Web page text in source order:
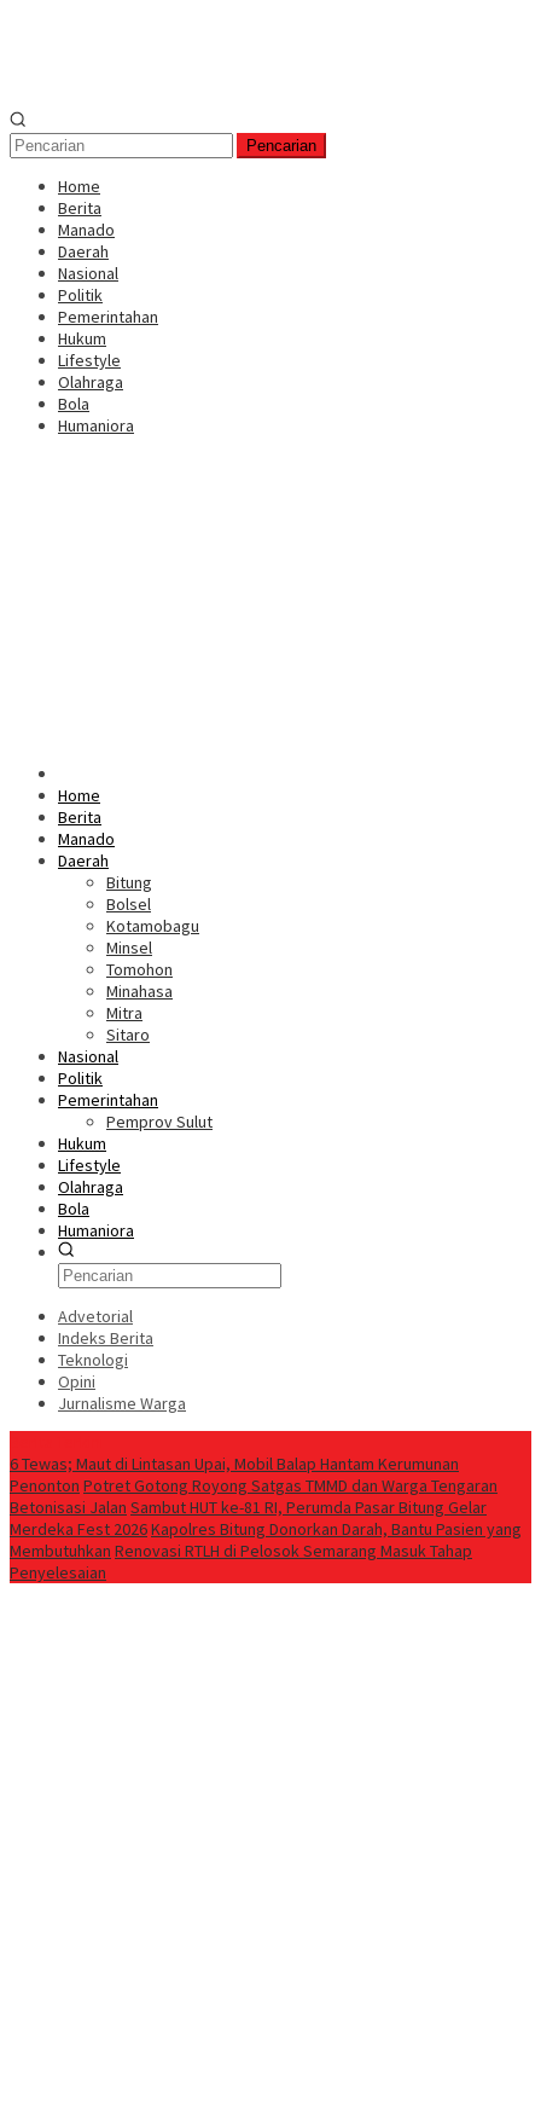
Pencarian
Home
Berita
Manado
Daerah
Nasional
Politik
Pemerintahan
Hukum
Lifestyle
Olahraga
Bola
Humaniora
Home
Berita
Manado
Daerah
Bitung
Bolsel
Kotamobagu
Minsel
Tomohon
Minahasa
Mitra
Sitaro
Nasional
Politik
Pemerintahan
Pemprov Sulut
Hukum
Lifestyle
Olahraga
Bola
Humaniora
Advetorial
Indeks Berita
Teknologi
Opini
Jurnalisme Warga
6 Tewas; Maut di Lintasan Upai, Mobil Balap Hantam Kerumunan
Penonton Potret Gotong Royong Satgas TMMD dan Warga Tengaran
Betonisasi Jalan Sambut HUT ke-81 RI, Perumda Pasar Bitung Gelar
Merdeka Fest 2026Kapolres Bitung Donorkan Darah, Bantu Pasien yang
Membutuhkan Renovasi RTLH di Pelosok Semarang Masuk Tahap
Penyelesaian